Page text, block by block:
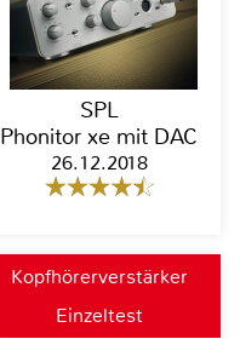
SPL
Phonitor xe mit DAC
26.12.2018
Kopfhörerverstärker
Einzeltest